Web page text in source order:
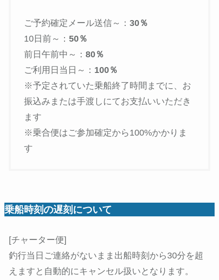
ご予約確定メール送信～： 30％
10日前～： 50％
前日午前中～： 80％
ご利用日当日～： 100％
※予定されていた乗船終了時間までに、お
振込みまたは手渡しにてお支払いいただき
ます
※乗合便はご参加確定から100%かかりま
す
乗船時刻の遅刻について
[チャーター便]
釣行当日ご連絡がないまま出船時刻から30分を超
えますと自動的にキャンセル扱いとなります。